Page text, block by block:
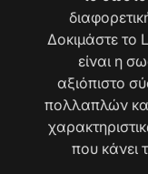
Δοκιμάστε το
είναι η
αξιόπιστο
πολλαπλών
που κάνει